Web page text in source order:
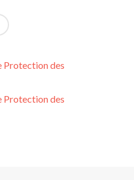
Protection des
Protection des